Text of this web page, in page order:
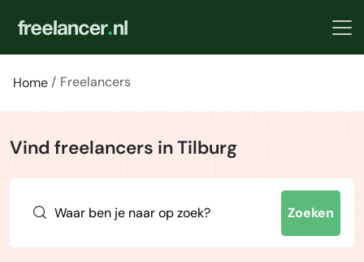
Home Freelancers
Vind freelancers in Tilburg
Zoeken